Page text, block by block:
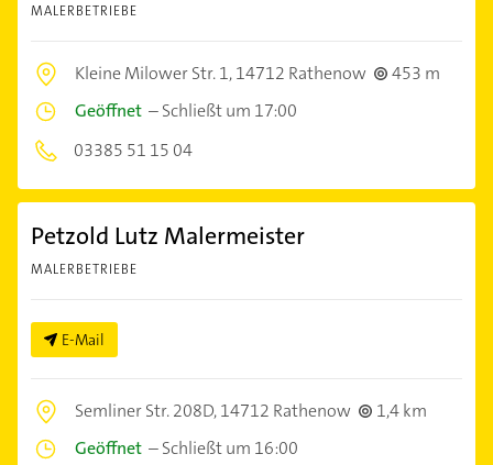
MALERBETRIEBE
Kleine Milower Str. 1,14712 Rathenow
453 m
Geöffnet –Schließt um 17:00
03385 51 15 04
Petzold Lutz Malermeister
MALERBETRIEBE
E-Mail
Semliner Str. 208D,14712 Rathenow
1,4 km
Geöffnet –Schließt um 16:00